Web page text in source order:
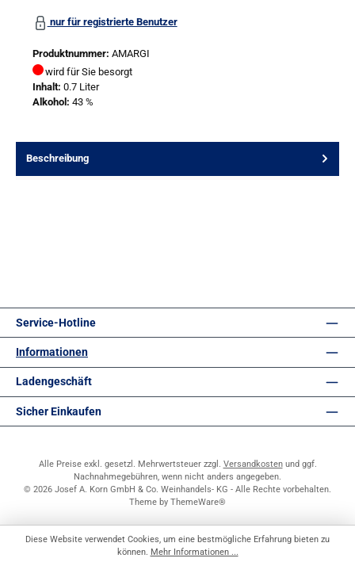
nur für registrierte Benutzer
Produktnummer: AMARGI
wird für Sie besorgt
Inhalt: 0.7 Liter
Alkohol: 43 %
Beschreibung
Service-Hotline
Informationen
Ladengeschäft
Sicher Einkaufen
Alle Preise exkl. gesetzl. Mehrwertsteuer zzgl. Versandkostenund ggf.
Nachnahmegebühren, wenn nicht anders angegeben.
© 2026 Josef A. Korn GmbH & Co. Weinhandels- KG - Alle Rechte vorbehalten.
Theme by ThemeWare®
Diese Website verwendet Cookies, um eine bestmögliche Erfahrung bieten zu
können. Mehr Informationen ...